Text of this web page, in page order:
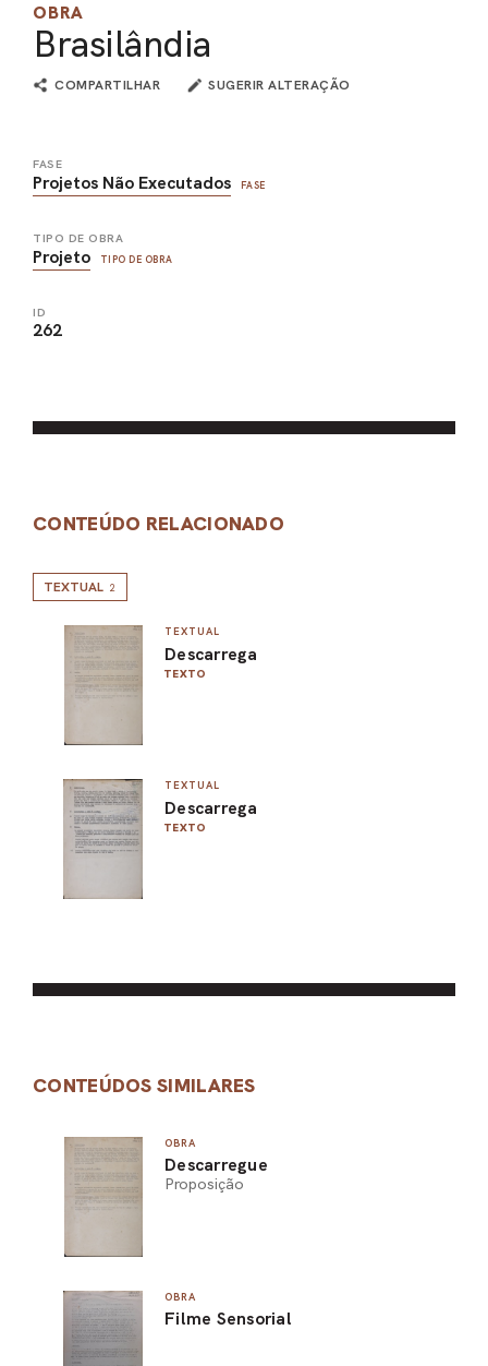
OBRA
Brasilândia
COMPARTILHAR SUGERIR ALTERAÇÃO
FASE
Projetos Não Executados FASE
TIPO DE OBRA
Projeto TIPO DE OBRA
ID
262
CONTEÚDO RELACIONADO
TEXTUAL 2
TEXTUAL
Descarrega
TEXTO
TEXTUAL
Descarrega
TEXTO
CONTEÚDOS SIMILARES
OBRA
Descarregue
Proposição
OBRA
Filme Sensorial